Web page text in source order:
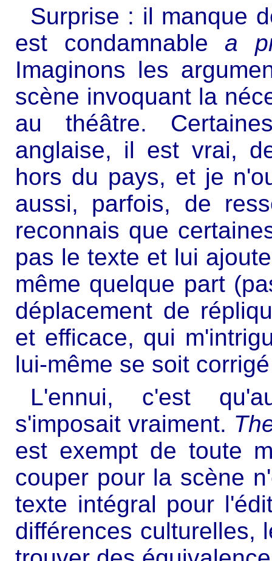
Surprise : il manque
est condamnable a
Imaginons les
scène invoquant la
au théâtre.
anglaise, il est vrai,
hors du pays, et je
aussi, parfois, de
reconnais que
pas le texte et lui
même quelque part
déplacement de
et efficace, qui
lui-même se soit
L'ennui, c'est
s'imposait vraiment.
est exempt de toute
couper pour la scène
texte intégral pour
différences culturelles,